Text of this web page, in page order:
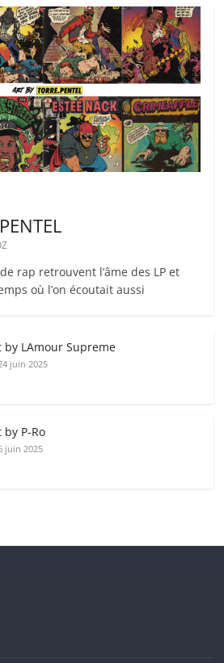
rap retrouvent l’âme des LP et
où l’on écoutait aussi
by LAmour Supreme
juin 2025
by P‑Ro
juin 2025